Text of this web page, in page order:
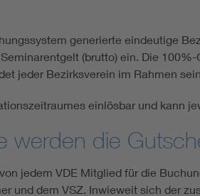
generierte eindeutige
(brutto) ein. Die
jeder Bezirksverein im Rahmen
einlösbar und kann
werden die
jedem VDE Mitglied für die
und dem VSZ. Inwieweit sich der